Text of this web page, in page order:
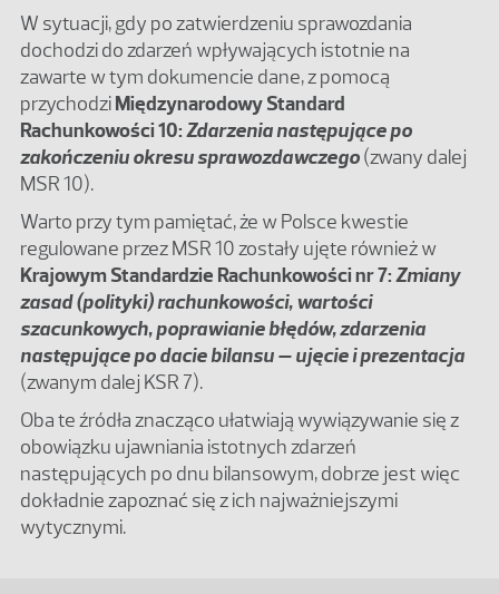
W sytuacji, gdy po zatwierdzeniu sprawozdania
dochodzi do zdarzeń wpływających istotnie na
zawarte w tym dokumencie dane, z pomocą
przychodziMiędzynarodowy Standard
Rachunkowości 10:Zdarzenia następujące po
zakończeniu okresu sprawozdawczego(zwany dalej
MSR 10).
Warto przy tym pamiętać, że w Polsce kwestie
regulowane przez MSR 10 zostały ujęte również w
Krajowym Standardzie Rachunkowości nr 7:Zmiany
zasad (polityki) rachunkowości, wartości
szacunkowych, poprawianie błędów, zdarzenia
następujące po dacie bilansu – ujęcie i prezentacja
(zwanym dalej KSR 7).
Oba te źródła znacząco ułatwiają wywiązywanie się z
obowiązku ujawniania istotnych zdarzeń
następujących po dnu bilansowym, dobrze jest więc
dokładnie zapoznać się z ich najważniejszymi
wytycznymi.